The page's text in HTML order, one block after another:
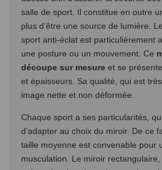
salle de sport. Il constitue en outre
plus d’être une source de lumière.
sport anti-éclat est particulièrement
une posture ou un mouvement. Ce
découpe sur mesureet se
et épaisseurs. Sa qualité, qui est
image nette et non déformée.
Chaque sport a ses particularités,
d’adapter au choix du miroir. De ce
taille moyenne est convenable pour
musculation. Le miroir